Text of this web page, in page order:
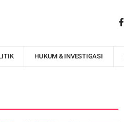
HUKUM & INVESTIGASI